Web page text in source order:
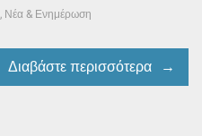
Νέα & Ενημέρωση
Διαβάστε περισσότερα